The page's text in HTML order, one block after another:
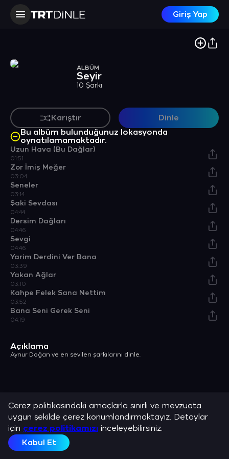
Giriş Yap
ALBÜM
Seyir
10 Şarkı
Karıştır
Dinle
Bu albüm bulunduğunuz lokasyonda
oynatılamamaktadır.
Uzun Hava (Bu Dağlar)
01:51
Zor İmiş Meğer
03:04
Seneler
03:14
Şaki Sevdası
04:44
Dersim Dağları
04:46
Sevgi
04:46
Yarim Derdini Ver Bana
03:39
Yakan Ağlar
03:10
Kahpe Felek Sana Nettim
03:52
Bana Seni Gerek Seni
04:19
Açıklama
Aynur Doğan ve en sevilen şarkılarını dinle.
Çerez politikasındaki amaçlarla sınırlı ve mevzuata
uygun şekilde çerez konumlandırmaktayız. Detaylar
için çerez politikamızı inceleyebilirsiniz.
Kabul Et